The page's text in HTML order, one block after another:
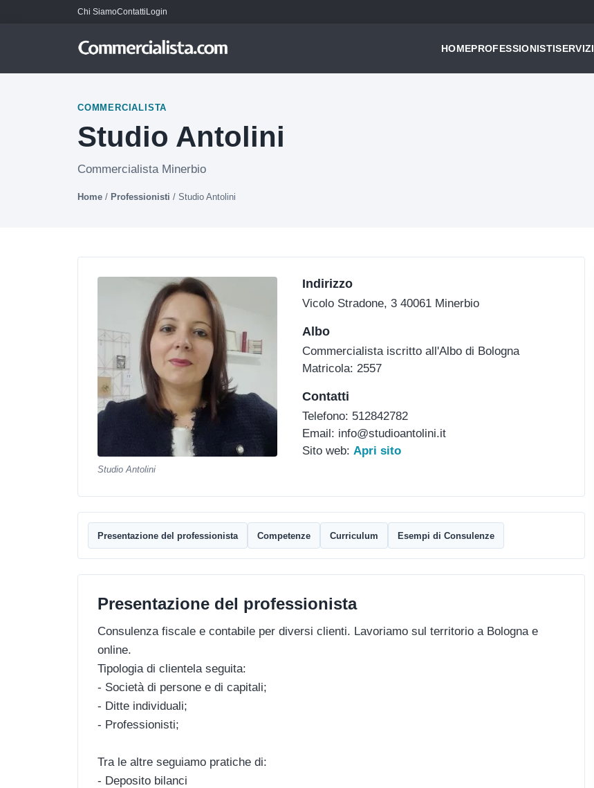
Chi SiamoContattiLogin
HOMEPROFESSIONISTISERVIZI
COMMERCIALISTA
Studio Antolini
Commercialista Minerbio
Home / Professionisti / Studio Antolini
Studio Antolini
Indirizzo
Vicolo Stradone, 3 40061 Minerbio
Albo
Commercialista iscritto all'Albo di Bologna
Matricola: 2557
Contatti
Telefono: 512842782
Email: info@studioantolini.it
Sito web: Apri sito
Presentazione del professionista Competenze Curriculum Esempi di Consulenze
Presentazione del professionista
Consulenza fiscale e contabile per diversi clienti. Lavoriamo sul territorio a Bologna e
online.
Tipologia di clientela seguita:
- Società di persone e di capitali;
- Ditte individuali;
- Professionisti;
Tra le altre seguiamo pratiche di:
- Deposito bilanci